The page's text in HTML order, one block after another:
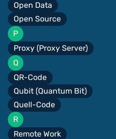
Open Data
Open Source
P
Proxy (Proxy Server)
Q
QR-Code
Qubit (Quantum Bit)
Quell-Code
R
Remote Work